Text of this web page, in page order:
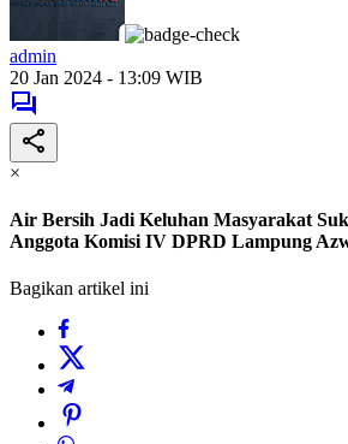
admin
20 Jan 2024 - 13:09 WIB
×
Air Bersih Jadi Keluhan Masyarakat
Anggota Komisi IV DPRD Lampung
Bagikan artikel ini